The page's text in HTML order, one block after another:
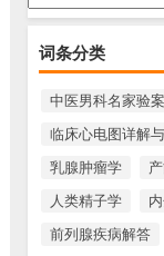
词条分类
中医男科名家验
临床心电图详解
乳腺肿瘤学
人类精子学
前列腺疾病解答